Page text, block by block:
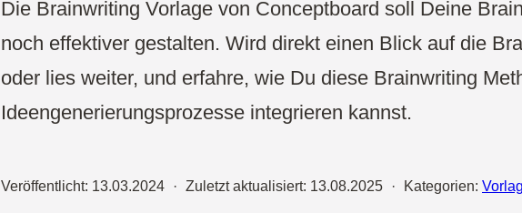
Die Brainwriting Vorlage von Conceptboard soll Deine
noch effektiver gestalten. Wird direkt einen Blick auf die
oder lies weiter, und erfahre, wie Du diese Brainwriting
Ideengenerierungsprozesse integrieren kannst.
Veröffentlicht: 13.03.2024 · Zuletzt aktualisiert: 13.08.2025 · Kategorien: